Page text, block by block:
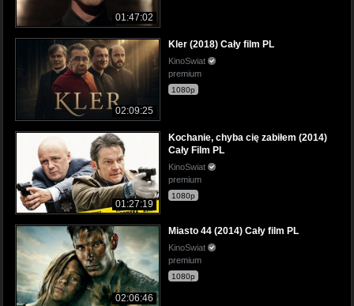
01:47:02
02:09:25
Kler (2018) Cały film PL
KinoSwiat
premium
1080p
01:27:19
Kochanie, chyba cię zabiłem (2014)
Cały Film PL
KinoSwiat
premium
1080p
02:06:46
Miasto 44 (2014) Cały film PL
KinoSwiat
premium
1080p